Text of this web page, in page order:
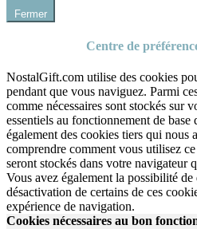
Fermer
Centre de
NostalGift.com utilise des cookies
pendant que vous naviguez. Parmi
comme nécessaires sont stockés sur
essentiels au fonctionnement de
également des cookies tiers qui nous
comprendre comment vous utilisez
seront stockés dans votre navigateur
Vous avez également la possibilité
désactivation de certains de ces
expérience de navigation.
Cookies nécessaires au bon